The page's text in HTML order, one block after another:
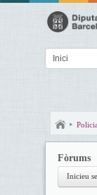
Fòrums
Inicieu